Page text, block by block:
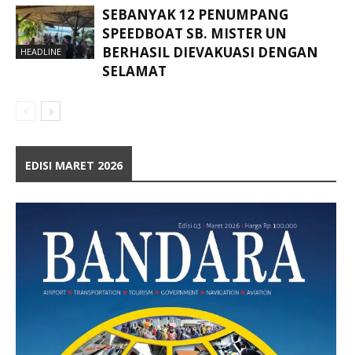
HEADLINE
SEBANYAK 12 PENUMPANG
SPEEDBOAT SB. MISTER UN
BERHASIL DIEVAKUASI DENGAN
SELAMAT
EDISI MARET 2026